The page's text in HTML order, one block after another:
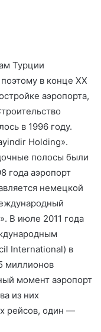
Турции
в конце XX
аэропорта,
в 1996 году.
Holding».
полосы были
года аэропорт
немецкой
В июле 2011 года
International) в
миллионов
момент аэропорт
из них
рейсов, один —